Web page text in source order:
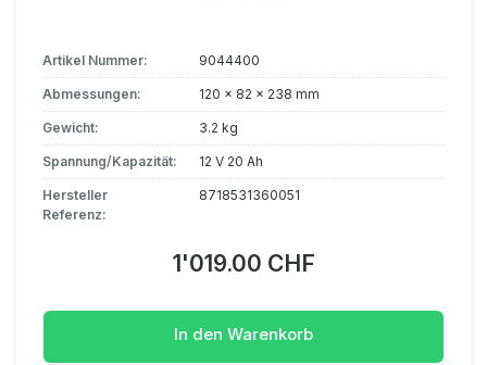
Artikel Nummer: 9044400
Abmessungen: 120 x 82 x 238 mm
Gewicht: 3.2 kg
Spannung/Kapazität: 12 V 20 Ah
Hersteller
Referenz:
8718531360051
1'019.00 CHF
In den Warenkorb